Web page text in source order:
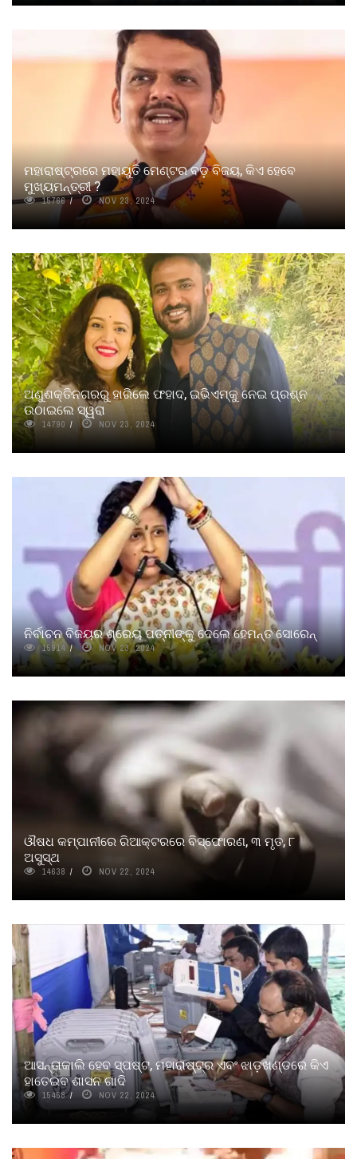
ମହାରାଷ୍ଟ୍ରରେ ମହାୟୁତି ମେଣ୍ଟର ବଡ଼ ବିଜୟ, କିଏ ହେବେ
ମୁଖ୍ୟମନ୍ତ୍ରୀ ?
15766 NOV 23, 2024
ଅଣୁଶକ୍ତିନଗରରୁ ହାରିଲେ ଫହାଦ, ଇଭିଏମ୍‌କୁ ନେଇ ପ୍ରଶ୍ନ
ଉଠାଇଲେ ସ୍ୱରା
14790 NOV 23, 2024
ନିର୍ବାଚନ ବିଜୟର ଶ୍ରେୟ ପତ୍ନୀଙ୍କୁ ଦେଲେ ହେମନ୍ତ ସୋରେନ୍‌
15914 NOV 23, 2024
ଔଷଧ କମ୍ପାନୀରେ ରିଆକ୍ଟରରେ ବିସ୍ଫୋରଣ, ୩ ମୃତ, ୮
ଅସୁସ୍ଥ
14638 NOV 22, 2024
ଆସନ୍ତାକାଲି ହେବ ସ୍ପଷ୍ଟ, ମହାରାଷ୍ଟ୍ର ଏବଂ ଝାଡ଼ଖଣ୍ଡରେ କିଏ
ହାତେଇବ ଶାସନ ଗାଦି
15458 NOV 22, 2024